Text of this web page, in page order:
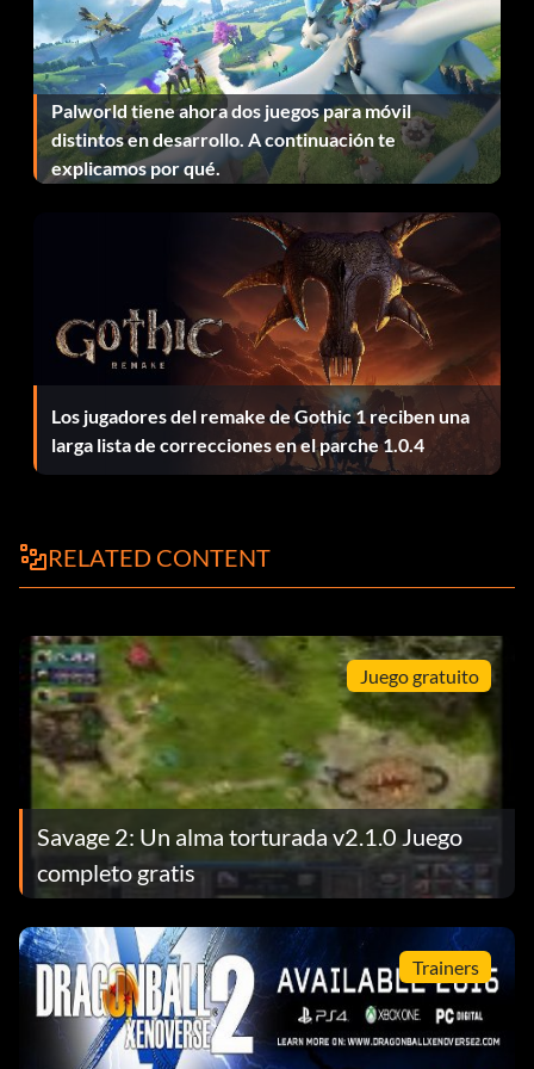
Cr en Rivales - 30
Muñequera de oro - Has ganado la Muñequera de oro - 50
Hit the Road Jack - Has completado el viaje por carretera
para aficionados - 10
Aprendiz de horizonte - Has dominado tu primer evento
Campeón de Horizonte - Véncelos a todos para
convertirte en Campeón de Horizonte - 40
Horizon Journeyman - Has dominado todos los eventos en
1 destino - 20
Maestro del horizonte - Has dominado todos los eventos
GPS humano - Has conducido por todas las carreteras del
juego - 50
On The Road Again - Has completado tu primer viaje por
carretera en línea - 10
Muñequera morada - Has ganado la Muñequera morada -
20
Roadtripper - Has completado los 3 viajes por carretera -
30
Sellout - Has ganado todas las primas de patrocinio
ofrecidas - 30
Hábil - Has ganado 10 puntos de habilidad - 10
Smash Happy - Has encontrado y destrozado todos los
Palworld tiene ahora dos juegos para móvil
distintos en desarrollo. A continuación te
explicamos por qué.
Los jugadores del remake de Gothic 1 reciben una
larga lista de correcciones en el parche 1.0.4
RELATED CONTENT
Juego gratuito
Savage 2: Un alma torturada v2.1.0 Juego
completo gratis
Trainers